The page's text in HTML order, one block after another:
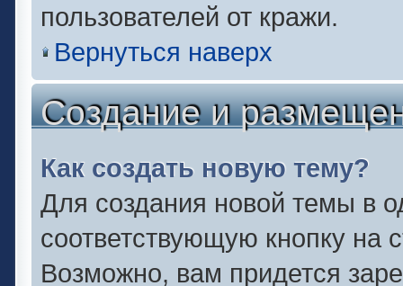
пользователей от кражи.
Вернуться наверх
Создание и
Как создать новую тему?
Для создания новой темы в
соответствующую кнопку
Возможно, вам придется